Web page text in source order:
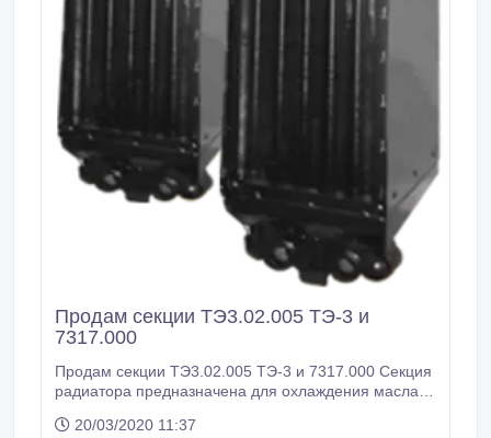
Продам секции ТЭ3.02.005 ТЭ-3 и
7317.000
Продам секции ТЭ3.02.005 ТЭ-3 и 7317.000 Секция
радиатора предназначена для охлаждения масла
Секции нашего производства модернизированы и
20/03/2020 11:37